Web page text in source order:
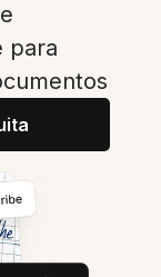
para